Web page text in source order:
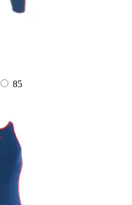
85